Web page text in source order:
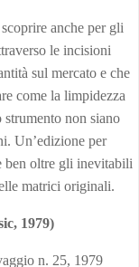
anche per gli
le incisioni
sul mercato e che
come la limpidezza
non siano
Un’edizione per
ben oltre gli inevitabili
matrici originali.
1979)
n. 25, 1979